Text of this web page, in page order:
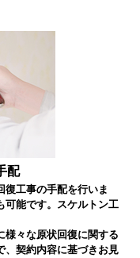
配
復工事の手配を行いま
可能です。スケルトン工
様々な原状回復に関する
、契約内容に基づきお見